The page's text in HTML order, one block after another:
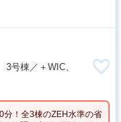
号棟／＋WIC、
分！全3棟のZEH水準の省